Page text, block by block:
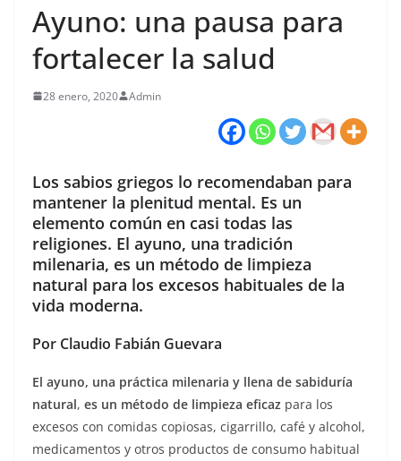
Ayuno: una pausa para
fortalecer la salud
28 enero, 2020 Admin
Los sabios griegos lo recomendaban para
mantener la plenitud mental. Es un
elemento común en casi todas las
religiones. El ayuno, una tradición
milenaria, es un método de limpieza
natural para los excesos habituales de la
vida moderna.
Por Claudio Fabián Guevara
El ayuno, una práctica milenaria y llena de sabiduría
natural, es un método de limpieza eficaz para los
excesos con comidas copiosas, cigarrillo, café y alcohol,
medicamentos y otros productos de consumo habitual